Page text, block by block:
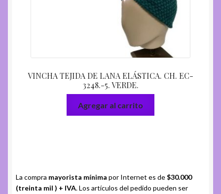
VINCHA TEJIDA DE LANA ELÁSTICA. CH. EC-
3248.-5. VERDE.
Agregar al carrito
La compra mayorista mínima por Internet es de$30.000
(treinta mil ) + IVA. Los artículos del pedido pueden ser